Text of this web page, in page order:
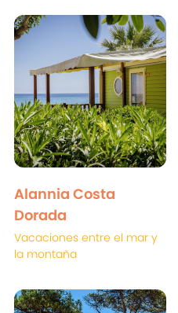
Alannia Costa
Dorada
Vacaciones entre el mar y
la montaña